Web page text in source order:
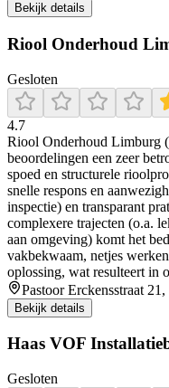
Bekijk details
Riool Onderhoud
Gesloten
4.7
Riool Onderhoud Limburg
beoordelingen een zeer
spoed en structurele
snelle respons en
inspectie) en transparant
complexere trajecten (o.a.
aan omgeving) komt het
vakbekwaam, netjes
oplossing, wat resulteert in
Pastoor Erckensstraat
Bekijk details
Haas VOF
Gesloten